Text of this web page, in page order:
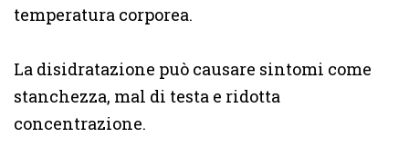
temperatura corporea.
La disidratazione può causare sintomi come
stanchezza, mal di testa e ridotta
concentrazione.